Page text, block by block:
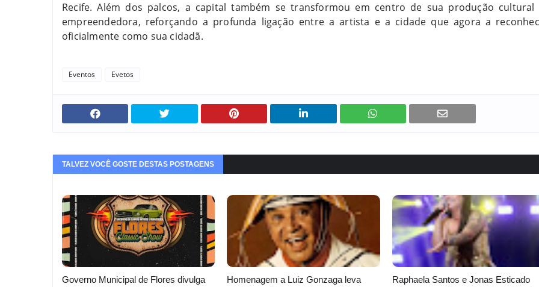
Recife. Além dos palcos, a capital também se transformou em centro de sua produção cultural
empreendedora, reforçando a profunda ligação entre a artista e a cidade que agora a
oficialmente como sua cidadã.
Eventos Evetos
TALVEZ VOCÊ GOSTE DESTAS POSTAGENS
Governo Municipal de Flores divulga
Homenagem a Luiz Gonzaga leva
Raphaela Santos e Jonas Esticado